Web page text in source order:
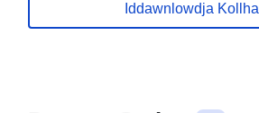
Iddawnlowdja Kollha